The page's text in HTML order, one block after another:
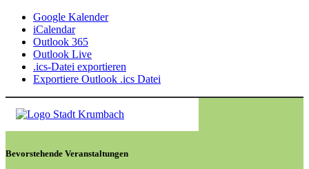
Google Kalender
iCalendar
Outlook 365
Outlook Live
.ics-Datei exportieren
Exportiere Outlook .ics Datei
Bevorstehende Veranstaltungen